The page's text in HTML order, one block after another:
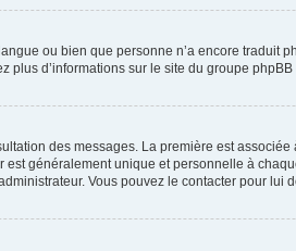
ou bien que personne n’a encore
d’informations sur le site du groupe
des messages. La première est
généralement unique et personnelle à
Vous pouvez le contacter pour lui